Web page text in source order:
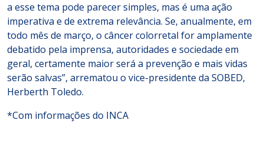
a esse tema pode parecer simples, mas é uma ação
imperativa e de extrema relevância. Se, anualmente, em
todo mês de março, o câncer colorretal for amplamente
debatido pela imprensa, autoridades e sociedade em
geral, certamente maior será a prevenção e mais vidas
serão salvas”, arrematou o vice-presidente da SOBED,
Herberth Toledo.
*Com informações do INCA